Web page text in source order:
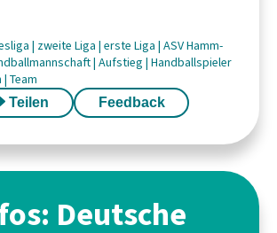
| zweite Liga | erste Liga | ASV Hamm-
| Aufstieg | Handballspieler
| Team
Teilen Feedback
Deutsche